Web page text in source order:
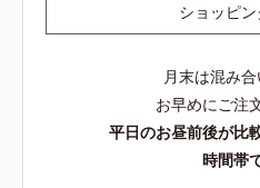
ショッピ
月末は混み
お早めにご注
平日のお昼前後が比
時間帯